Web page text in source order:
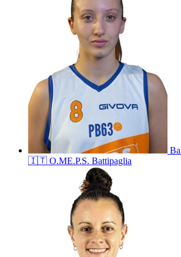
🇮🇹 O.ME.P.S. Battipaglia